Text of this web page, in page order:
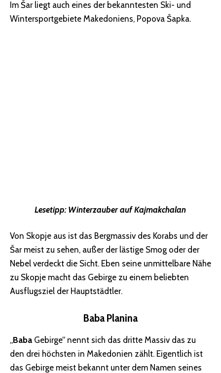
Im Šar liegt auch eines der bekanntesten Ski- und
Wintersportgebiete Makedoniens, Popova Šapka.
Lesetipp: Winterzauber auf Kajmakchalan
Von Skopje aus ist das Bergmassiv des Korabs und der
Šar meist zu sehen, außer der lästige Smog oder der
Nebel verdeckt die Sicht. Eben seine unmittelbare Nähe
zu Skopje macht das Gebirge zu einem beliebten
Ausflugsziel der Hauptstädtler.
Baba Planina
„Baba Gebirge“ nennt sich das dritte Massiv das zu
den drei höchsten in Makedonien zählt. Eigentlich ist
das Gebirge meist bekannt unter dem Namen seines